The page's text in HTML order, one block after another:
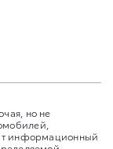
но не
информационный